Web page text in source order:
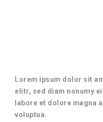
Lorem ipsum dolor sit
elitr, sed diam nonumy
labore et dolore magna
voluptua.